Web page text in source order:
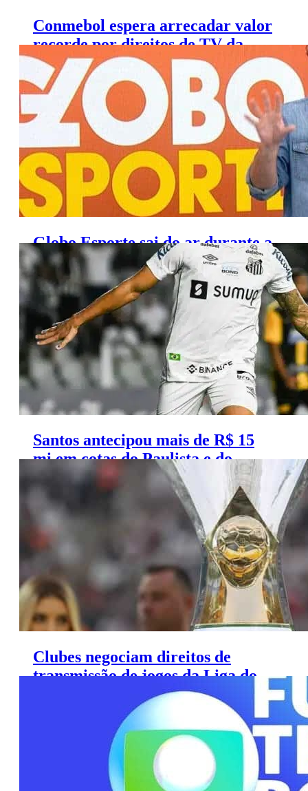
Conmebol espera arrecadar valor
recorde por direitos de TV da
Libertadores
Globo Esporte sai do ar durante a
Copa do Mundo do Catar
Santos antecipou mais de R$ 15
mi em cotas do Paulista e do
Brasileirão de 2022
Clubes negociam direitos de
transmissão de jogos da Liga do
Brasil com Globo e Amazon